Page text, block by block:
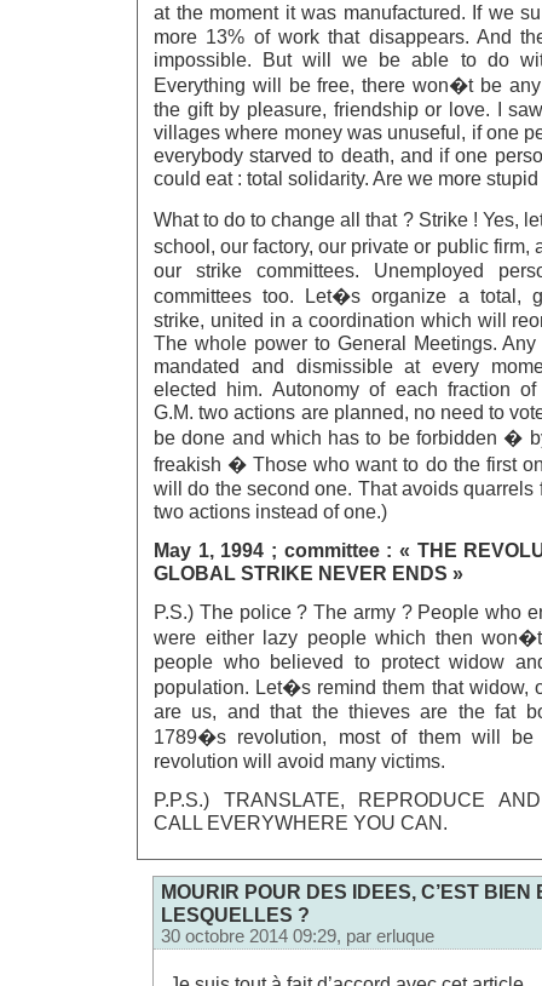
at the moment it was manufactured. If we
more 13% of work that disappears. And
impossible. But will we be able to do
Everything will be free, there won�t be
the gift by pleasure, friendship or love. I
villages where money was unuseful, if one
everybody starved to death, and if one
could eat : total solidarity. Are we more
What to do to change all that ? Strike ! Yes,
school, our factory, our private or public
our strike committees. Unemployed
committees too. Let�s organize a total,
strike, united in a coordination which will
The whole power to General Meetings.
mandated and dismissible at every
elected him. Autonomy of each fraction
G.M. two actions are planned, no need to
be done and which has to be forbidden �
freakish � Those who want to do the first
will do the second one. That avoids quarrels
two actions instead of one.)
May 1, 1994 ; committee : « THE
GLOBAL STRIKE NEVER ENDS »
P.S.) The police ? The army ? People who
were either lazy people which then
people who believed to protect widow
population. Let�s remind them that widow,
are us, and that the thieves are the fat
1789�s revolution, most of them will
revolution will avoid many victims.
P.P.S.) TRANSLATE, REPRODUCE
CALL EVERYWHERE YOU CAN.
MOURIR POUR DES IDEES, C’EST BIEN
LESQUELLES ?
30 octobre 2014 09:29, par erluque